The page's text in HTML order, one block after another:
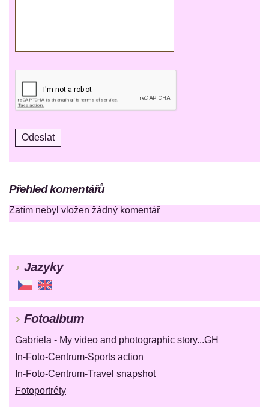
Přehled komentářů
Zatím nebyl vložen žádný komentář
Jazyky
Fotoalbum
Gabriela - My video and photographic story...GH
In-Foto-Centrum-Sports action
In-Foto-Centrum-Travel snapshot
Fotoportréty